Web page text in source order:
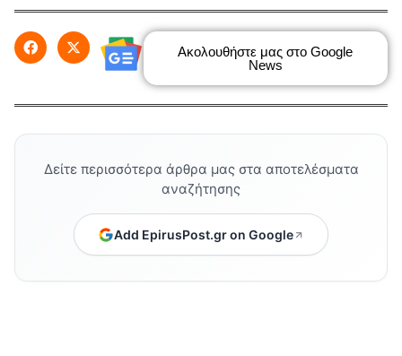
Ακολουθήστε μας στο Google
News
Δείτε περισσότερα άρθρα μας στα αποτελέσματα
αναζήτησης
Add EpirusPost.gr on Google